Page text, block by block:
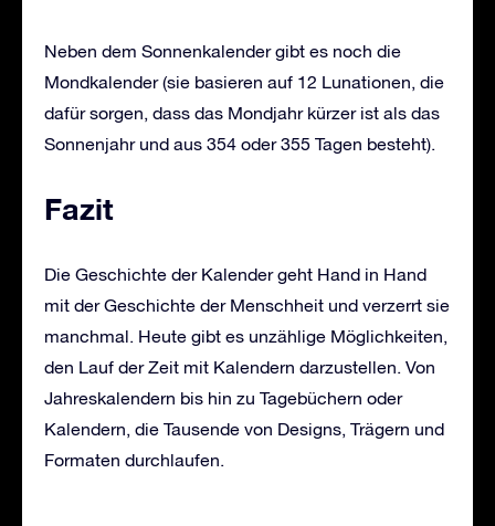
Neben dem Sonnenkalender gibt es noch die
Mondkalender (sie basieren auf 12 Lunationen, die
dafür sorgen, dass das Mondjahr kürzer ist als das
Sonnenjahr und aus 354 oder 355 Tagen besteht).
Fazit
Die Geschichte der Kalender geht Hand in Hand
mit der Geschichte der Menschheit und verzerrt sie
manchmal. Heute gibt es unzählige Möglichkeiten,
den Lauf der Zeit mit Kalendern darzustellen. Von
Jahreskalendern bis hin zu Tagebüchern oder
Kalendern, die Tausende von Designs, Trägern und
Formaten durchlaufen.